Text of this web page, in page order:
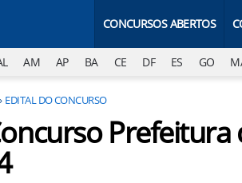
CONCURSOS ABERTOS
AM AP BA CE DF ES GO
EDITAL DO CONCURSO
Prefeitura